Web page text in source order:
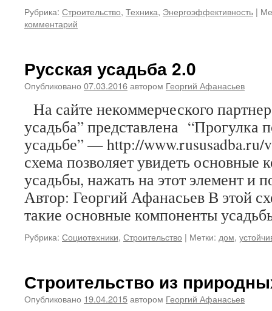
Рубрика: Строительство, Техника, Энергоэффективность |
комментарий
Русская усадьба 2.0
Опубликовано 07.03.2016автором Георгий Афанасьев
На сайте некоммерческого
усадьба” представлена “Прогулка
усадьбе” — http://
схема позволяет увидеть основные
усадьбы, нажать на этот элемент и
Автор: Георгий Афанасьев В этой
такие основные компоненты
Рубрика: Социотехники, Строительство | Метки: дом,
Строительство из
Опубликовано 19.04.2015автором Георгий Афанасьев